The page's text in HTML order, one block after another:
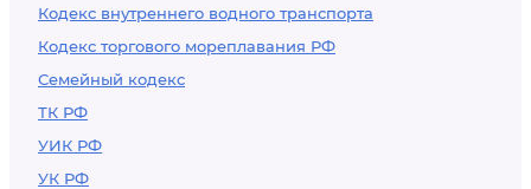
Кодекс внутреннего водного транспорта
Кодекс торгового мореплавания РФ
Семейный кодекс
ТК РФ
УИК РФ
УК РФ